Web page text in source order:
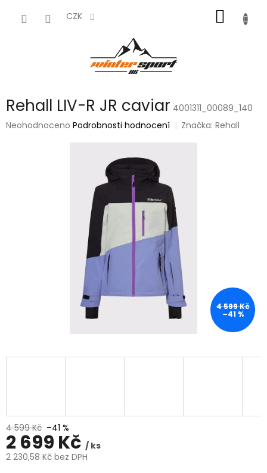
CZK
KOŠÍK
Rehall LIV-R JR caviar 4001311_00089_140
Průměrné
Neohodnoceno Podrobnosti hodnocení Značka:Rehall
4 599 Kč
–41 %
4 599 Kč –41 %
2 699 Kč / ks
2 230,58 Kč bez DPH